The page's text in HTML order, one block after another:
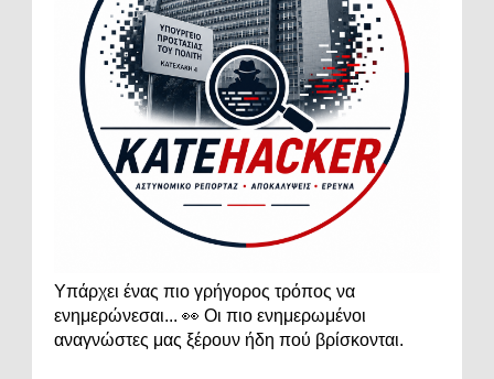
Υπάρχει ένας πιο γρήγορος τρόπος να
ενημερώνεσαι... 👀 Οι πιο ενημερωμένοι
αναγνώστες μας ξέρουν ήδη πού βρίσκονται.